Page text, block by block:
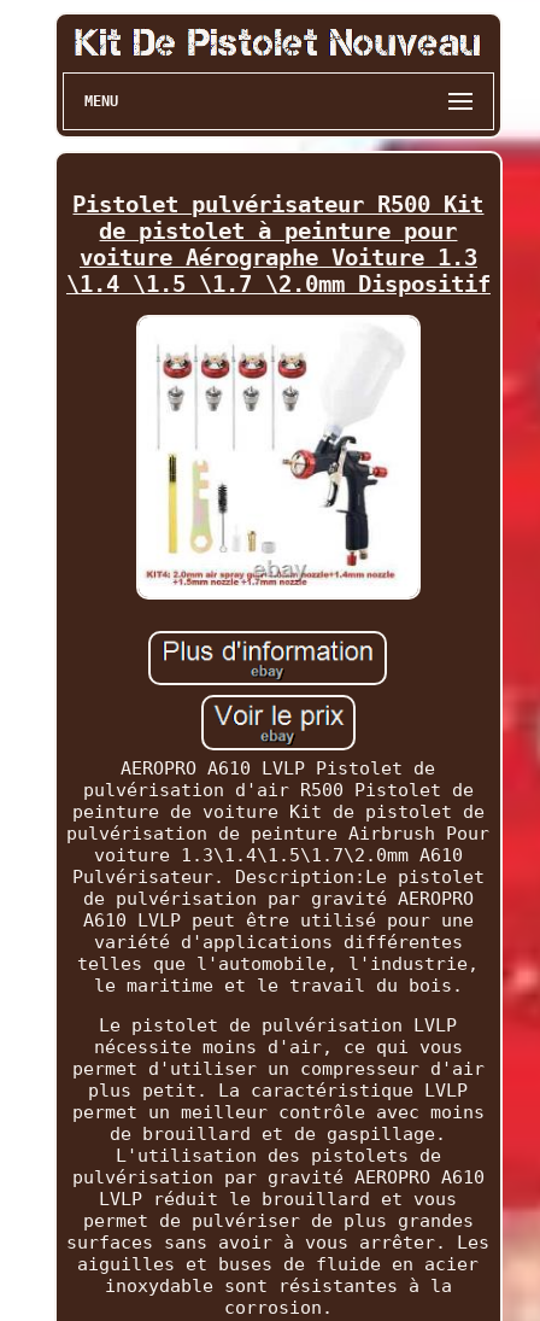
MENU
Pistolet pulvérisateur R500 Kit
de pistolet à peinture pour
voiture Aérographe Voiture 1.3
\1.4 \1.5 \1.7 \2.0mm Dispositif
AEROPRO A610 LVLP Pistolet de
pulvérisation d'air R500 Pistolet de
peinture de voiture Kit de pistolet de
pulvérisation de peinture Airbrush Pour
voiture 1.3\1.4\1.5\1.7\2.0mm A610
Pulvérisateur. Description:Le pistolet
de pulvérisation par gravité AEROPRO
A610 LVLP peut être utilisé pour une
variété d'applications différentes
telles que l'automobile, l'industrie,
le maritime et le travail du bois.
Le pistolet de pulvérisation LVLP
nécessite moins d'air, ce qui vous
permet d'utiliser un compresseur d'air
plus petit. La caractéristique LVLP
permet un meilleur contrôle avec moins
de brouillard et de gaspillage.
L'utilisation des pistolets de
pulvérisation par gravité AEROPRO A610
LVLP réduit le brouillard et vous
permet de pulvériser de plus grandes
surfaces sans avoir à vous arrêter. Les
aiguilles et buses de fluide en acier
inoxydable sont résistantes à la
corrosion.